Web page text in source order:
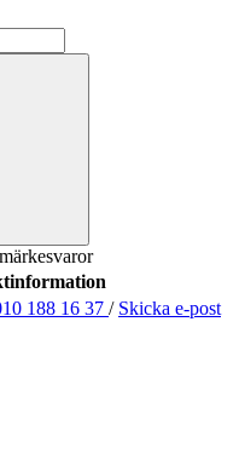
188 16 37 / Skicka e-post